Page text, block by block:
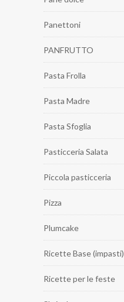
Panettoni
PANFRUTTO
Pasta Frolla
Pasta Madre
Pasta Sfoglia
Pasticceria Salata
Piccola pasticceria
Pizza
Plumcake
Ricette Base (impasti)
Ricette per le feste